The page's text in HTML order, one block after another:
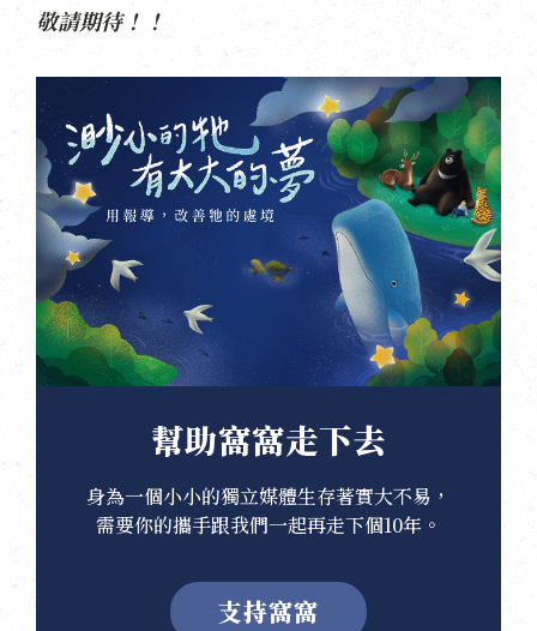
敬請期待！！
幫助窩窩走下去
身為一個小小的獨立媒體生存著實大不易，
需要你的攜手跟我們一起再走下個10年。
支持窩窩